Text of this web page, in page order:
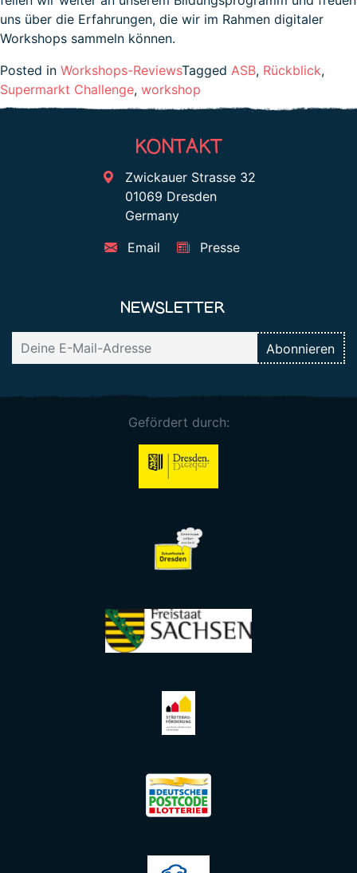
uns über die Erfahrungen, die wir im Rahmen digitaler
Workshops sammeln können.
Posted in Workshops-ReviewsTagged ASB, Rückblick,
Supermarkt Challenge, workshop
KONTAKT
Zwickauer Strasse 32
01069 Dresden
Germany
Email
Presse
NEWSLETTER
Gefördert durch: